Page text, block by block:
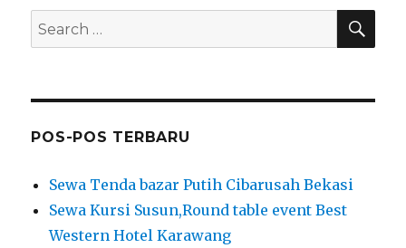
Search
for:
POS-POS TERBARU
Sewa Tenda bazar Putih Cibarusah Bekasi
Sewa Kursi Susun,Round table event Best
Western Hotel Karawang